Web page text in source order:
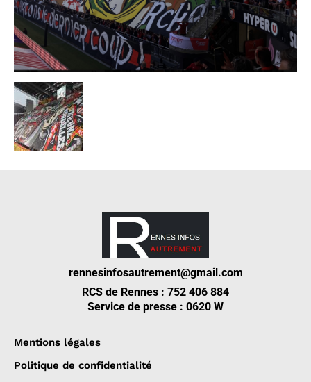
rennesinfosautrement@gmail.com
RCS de Rennes : 752 406 884
Service de presse : 0620 W
Mentions légales
Politique de confidentialité